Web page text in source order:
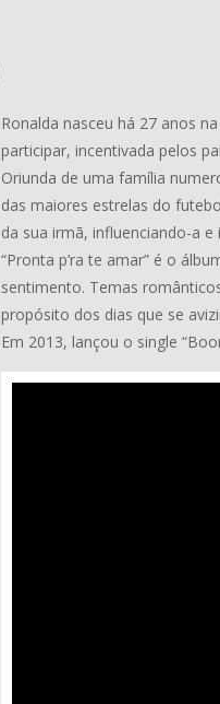
Ronalda nasceu há 27 anos
participar, incentivada pelos
Oriunda de uma família
das maiores estrelas do
da sua irmã, influenciando-a
“Pronta p’ra te amar” é o
sentimento. Temas
propósito dos dias que se
Em 2013, lançou o single